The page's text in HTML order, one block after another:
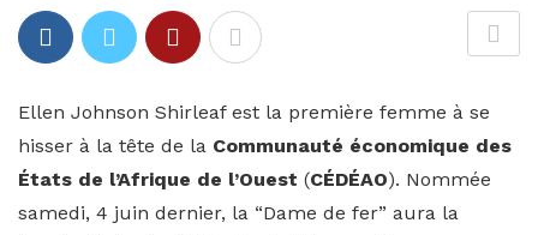
Ellen Johnson Shirleaf est la première femme à se
hisser à la tête de la Communauté économique des
États de l’Afrique de l’Ouest (CÉDÉAO). Nommée
samedi, 4 juin dernier, la “Dame de fer” aura la